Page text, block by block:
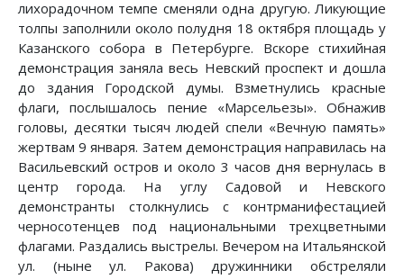
лихорадочном темпе сменяли одна другую. Ликующие
толпы заполнили около полудня 18 октября площадь у
Казанского собора в Петербурге. Вскоре стихийная
демонстрация заняла весь Невский проспект и дошла
до здания Городской думы. Взметнулись красные
флаги, послышалось пение «Марсельезы». Обнажив
головы, десятки тысяч людей спели «Вечную память»
жертвам 9 января. Затем демонстрация направилась на
Васильевский остров и около 3 часов дня вернулась в
центр города. На углу Садовой и Невского
демонстранты столкнулись с контрманифестацией
черносотенцев под национальными трехцветными
флагами. Раздались выстрелы. Вечером на Итальянской
ул. (ныне ул. Ракова) дружинники обстреляли